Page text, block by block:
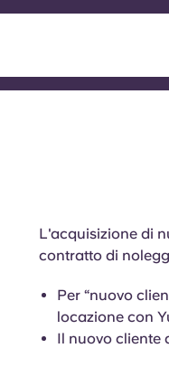
Studenti
Yugocon VCARB
L'acquisizione di
contratto di
Per “nuovo
locazione con
Il nuovo cliente